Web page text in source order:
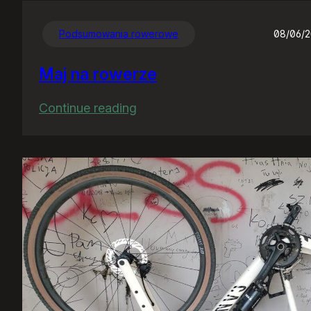
Podsumowania rowerowe 08/06/
Maj na rowerze
Continue reading
rowerze